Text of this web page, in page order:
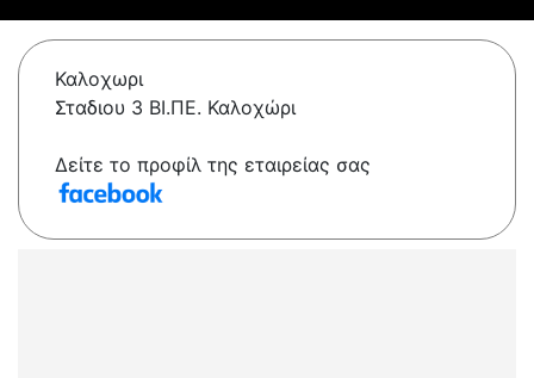
Καλοχωρι
Σταδιου 3 ΒΙ.ΠΕ. Καλοχώρι
Δείτε το προφίλ της εταιρείας σας